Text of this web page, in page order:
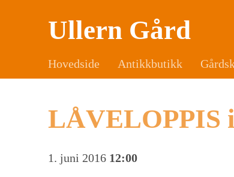
Ullern Gård
Hovedside Antikkbutikk
LÅVELOPPIS
1. juni 2016 12:00